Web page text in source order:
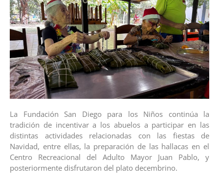
La Fundación San Diego para los Niños continúa la
tradición de incentivar a los abuelos a participar en las
distintas actividades relacionadas con las fiestas de
Navidad, entre ellas, la preparación de las hallacas en el
Centro Recreacional del Adulto Mayor Juan Pablo, y
posteriormente disfrutaron del plato decembrino.